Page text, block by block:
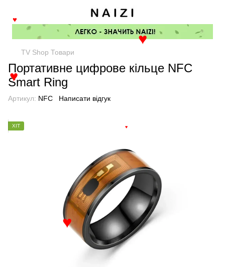
TV Shop Товари
Портативне цифрове кільце NFC
Smart Ring
Артикул: NFC Написати відгук
ХІТ
♥
♥
♥
♥